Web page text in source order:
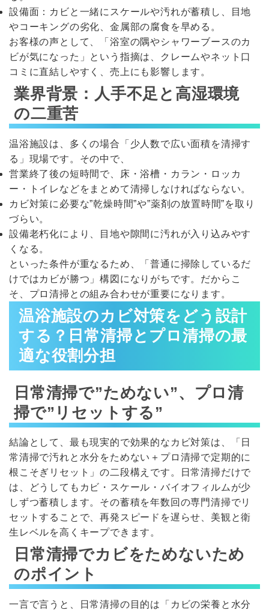
設備面：カビと一緒にスケールや汚れが蓄積し、目地
やコーキングの劣化、金属部の腐食を早める。
お客様の声として、「浴室の隅やシャワーブースのカ
ビが気になった」という指摘は、クレームやネット口
コミに直結しやすく、売上にも影響します。
業界背景：人手不足と高湿環境
の二重苦
温浴施設は、多くの場合「少人数で広い面積を清掃す
る」現場です。その中で、
営業終了後の短時間で、床・浴槽・カラン・ロッカ
ー・トイレなどをまとめて清掃しなければならない。
カビ対策に必要な”乾燥時間”や”薬剤の放置時間”を取り
づらい。
設備老朽化により、目地や隙間に汚れが入り込みやす
くなる。
といった条件が重なるため、「普通に掃除しているだ
けではカビが勝つ」構図になりがちです。だからこ
そ、プロ清掃との組み合わせが重要になります。
温浴施設のカビ対策をどう設計
する？日常清掃とプロ清掃の最
適な役割分担
日常清掃で”ためない”、プロ清
掃で”リセットする”
結論として、最も現実的で効果的なカビ対策は、「日
常清掃で汚れと水分をためない＋プロ清掃で定期的に
根こそぎリセット」の二段構えです。日常清掃だけで
は、どうしてもカビ・スケール・バイオフィルムが少
しずつ蓄積します。その蓄積を年数回の専門清掃でリ
セットすることで、再発スピードを遅らせ、美観と衛
生レベルを高くキープできます。
日常清掃でカビをためないため
のポイント
一言で言うと、日常清掃の目的は「カビの栄養と水分